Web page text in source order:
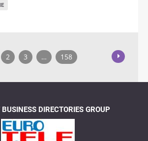
2 3 … 158
DIRECTORIES GROUP